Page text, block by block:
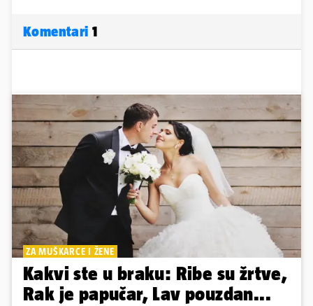
Komentari 1
ZA MUŠKARCE I ŽENE
Kakvi ste u braku: Ribe su žrtve,
Rak je papučar, Lav pouzdan...